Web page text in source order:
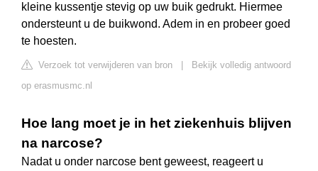
kleine kussentje stevig op uw buik gedrukt. Hiermee
ondersteunt u de buikwond. Adem in en probeer goed
te hoesten.
Verzoek tot verwijderen van bron
Bekijk volledig antwoord
op erasmusmc.nl
Hoe lang moet je in het ziekenhuis blijven
na narcose?
Nadat u onder narcose bent geweest, reageert u